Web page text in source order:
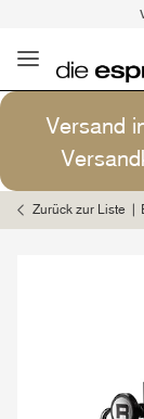
Versand
Zurück zur Liste